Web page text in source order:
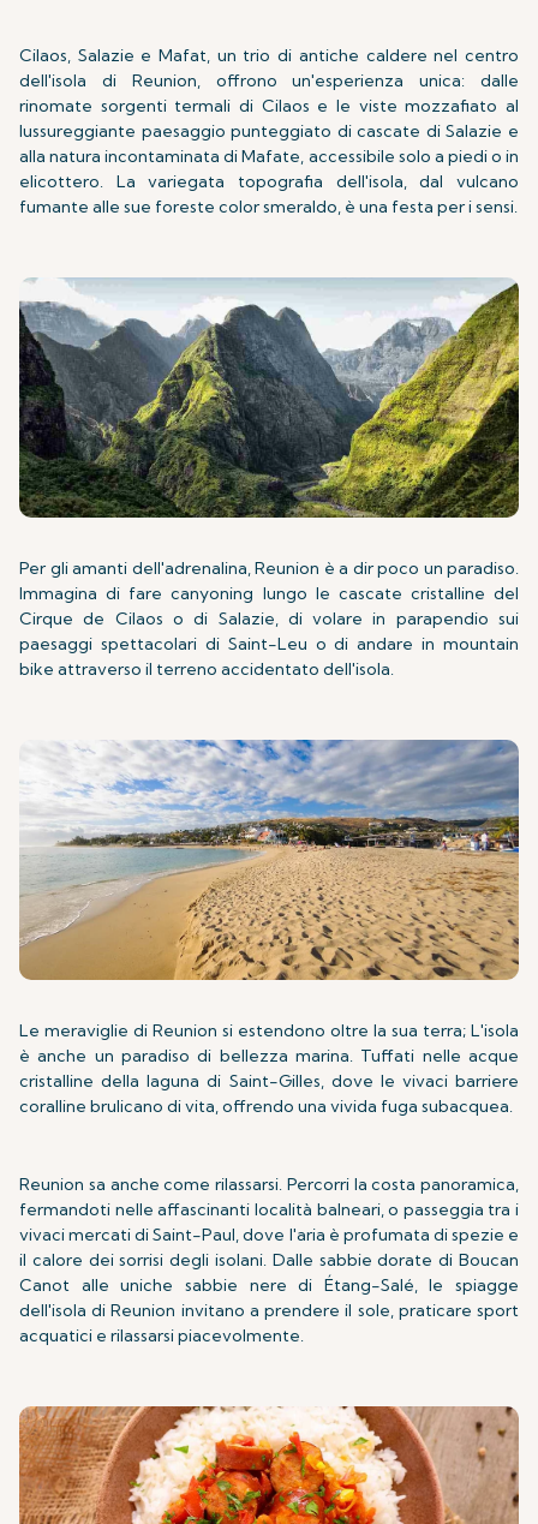
Cilaos, Salazie e Mafat, un trio di antiche caldere nel centro
dell'isola di Reunion, offrono un'esperienza unica: dalle
rinomate sorgenti termali di Cilaos e le viste mozzafiato al
lussureggiante paesaggio punteggiato di cascate di Salazie e
alla natura incontaminata di Mafate, accessibile solo a piedi o in
elicottero. La variegata topografia dell'isola, dal vulcano
fumante alle sue foreste color smeraldo, è una festa per i sensi.
Per gli amanti dell'adrenalina, Reunion è a dir poco un paradiso.
Immagina di fare canyoning lungo le cascate cristalline del
Cirque de Cilaos o di Salazie, di volare in parapendio sui
paesaggi spettacolari di Saint-Leu o di andare in mountain
bike attraverso il terreno accidentato dell'isola.
Le meraviglie di Reunion si estendono oltre la sua terra; L'isola
è anche un paradiso di bellezza marina. Tuffati nelle acque
cristalline della laguna di Saint-Gilles, dove le vivaci barriere
coralline brulicano di vita, offrendo una vivida fuga subacquea.
Reunion sa anche come rilassarsi. Percorri la costa panoramica,
fermandoti nelle affascinanti località balneari, o passeggia tra i
vivaci mercati di Saint-Paul, dove l'aria è profumata di spezie e
il calore dei sorrisi degli isolani. Dalle sabbie dorate di Boucan
Canot alle uniche sabbie nere di Étang-Salé, le spiagge
dell'isola di Reunion invitano a prendere il sole, praticare sport
acquatici e rilassarsi piacevolmente.